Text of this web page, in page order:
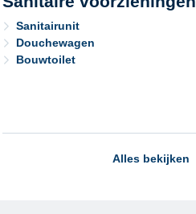
Sanitairunit
Douchewagen
Bouwtoilet
Alles bekijken